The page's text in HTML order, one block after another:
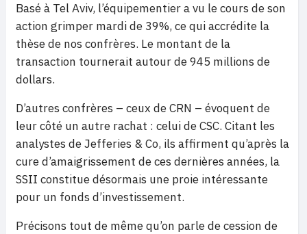
Basé à Tel Aviv, l’équipementier a vu le cours de son
action grimper mardi de 39%, ce qui accrédite la
thèse de nos confrères. Le montant de la
transaction tournerait autour de 945 millions de
dollars.
D’autres confrères – ceux de CRN – évoquent de
leur côté un autre rachat : celui de CSC. Citant les
analystes de Jefferies & Co, ils affirment qu’après la
cure d’amaigrissement de ces dernières années, la
SSII constitue désormais une proie intéressante
pour un fonds d’investissement.
Précisons tout de même qu’on parle de cession de